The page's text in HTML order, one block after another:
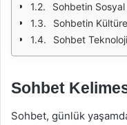
Sohbetin
Sohbetin
Sohbet
Sohbet
Sohbet, günlük